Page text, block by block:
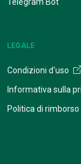
LEGALE
Condizioni d'uso
Informativa sulla
Politica di rimborso